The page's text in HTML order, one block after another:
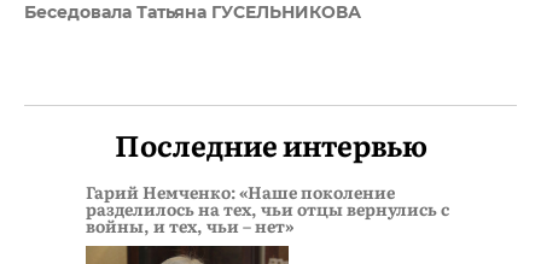
Беседовала Татьяна ГУСЕЛЬНИКОВА
Последние интервью
Гарий Немченко: «Наше поколение
разделилось на тех, чьи отцы вернулись с
войны, и тех, чьи – нет»